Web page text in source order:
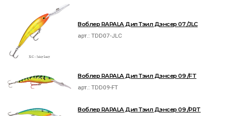
Воблер RAPALA Дип Тэил Дэнсер 07 /JLC
арт.:TDD07-JLC
Воблер RAPALA Дип Тэил Дэнсер 09 /FT
арт.:TDD09-FT
Воблер RAPALA Дип Тэил Дэнсер 09 /PRT